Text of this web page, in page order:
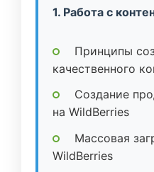
1. Работа с
Принципы
качественного
Создание
на WildBerries
Массовая
WildBerries